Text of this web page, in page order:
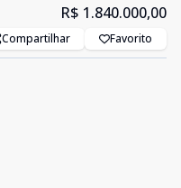
R$ 1.840.000,00
Compartilhar Favorito